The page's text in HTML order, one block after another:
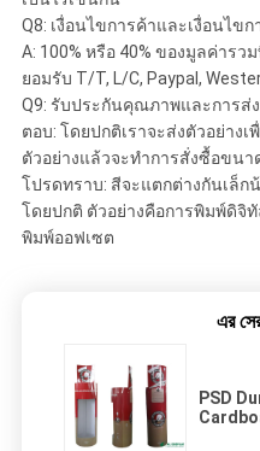
Q8: เงื่อนไขการค้าและเงื่อนไข
A: 100% หรือ 40% ของมูลค่ารว
ยอมรับ T/T, L/C, Paypal,
Q9: รับประกันคุณภาพและการส่
ตอบ: โดยปกติเราจะส่งตัวอย่าง
ตัวอย่างแล้วจะทำการสั่งซื้อขน
โปรดทราบ: สีจะแตกต่างกันเล็ก
โดยปกติ ตัวอย่างคือการพิมพ์ดิ
พิมพ์ออฟเซต
এর
PSD